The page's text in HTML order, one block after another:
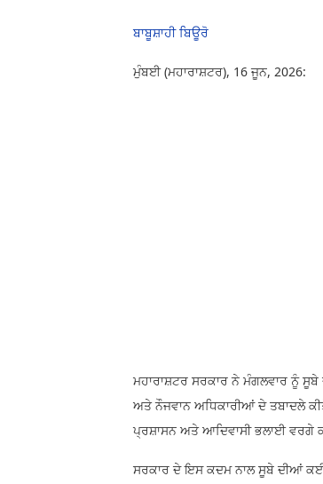
ਬਾਬੂਸ਼ਾਹੀ ਬਿਊਰੋ
ਮੁੰਬਈ (ਮਹਾਰਾਸ਼ਟਰ), 16 ਜੂਨ, 2026:
ਮਹਾਰਾਸ਼ਟਰ ਸਰਕਾਰ ਨੇ ਮੰਗਲਵਾਰ ਨੂੰ ਸੂਬੇ
ਅਤੇ ਨੌਜਵਾਨ ਅਧਿਕਾਰੀਆਂ ਦੇ ਤਬਾਦਲੇ
ਪ੍ਰਸ਼ਾਸਨ ਅਤੇ ਆਦਿਵਾਸੀ ਭਲਾਈ ਵਰਗੇ
ਸਰਕਾਰ ਦੇ ਇਸ ਕਦਮ ਨਾਲ ਸੂਬੇ ਦੀਆਂ